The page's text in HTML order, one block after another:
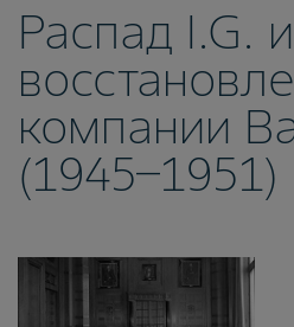
Распад I.G. и
компании
(1945–1951)